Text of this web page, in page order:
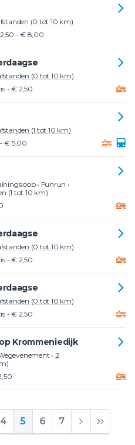
(0 tot 10 km)
- € 8,00
(0 tot 10 km)
- € 2,50
(1 tot 10 km)
€ 5,00
• Funrun •
(1 tot 10 km)
(0 tot 10 km)
- € 2,50
(0 tot 10 km)
- € 2,50
Krommeniedijk
• 2
4 5 6 7